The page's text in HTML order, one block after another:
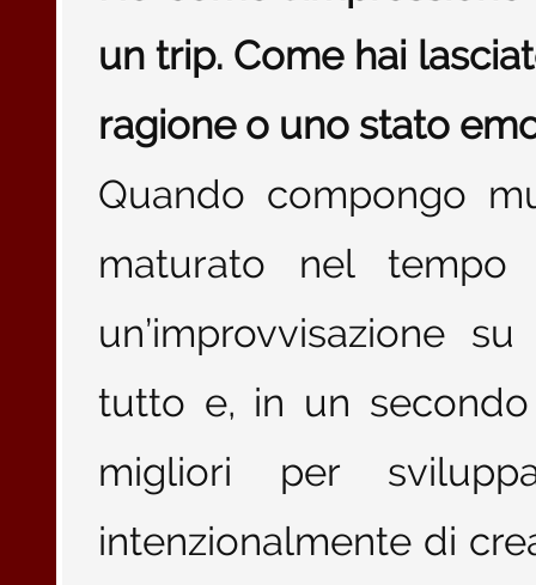
un trip. Come hai
ragione o uno stato
Quando compongo
maturato nel
un’improvvisazione
tutto e, in un
migliori per
intenzionalmente di